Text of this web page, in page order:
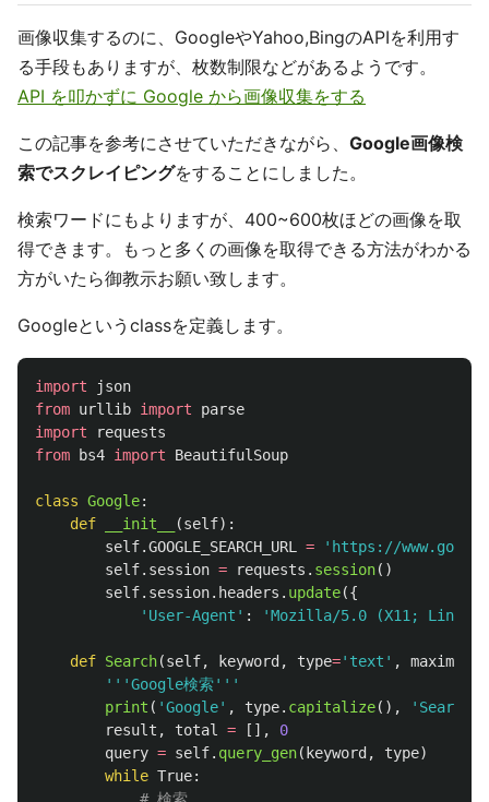
画像収集するのに、GoogleやYahoo,BingのAPIを利用す
る手段もありますが、枚数制限などがあるようです。
API を叩かずに Google から画像収集をする
この記事を参考にさせていただきながら、 Google画像検
索でスクレイピングをすることにしました。
検索ワードにもよりますが、400~600枚ほどの画像を取
得できます。もっと多くの画像を取得できる方法がわかる
方がいたら御教示お願い致します。
Googleというclassを定義します。
import
json
from urllib import
parse
import
requests
from
bs4 import BeautifulSoup
class Google:
def
__init__ (self):
self.GOOGLE_SEARCH_URL = ' https://
self. session = requests . session()
self. session. headers . update({
' User-Agent ' : 'Mozilla/5.0 (X11; Linux
def Search(self, keyword , type=' text ' , maximum
'''Google検索'''
print ( 'Google' , type. capitalize(), ' Search :
result , total = [],
0
query = self. query_gen( keyword , type)
while True: